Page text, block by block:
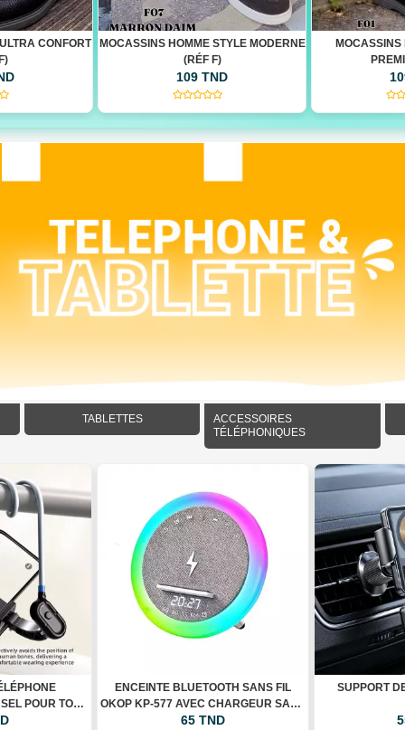
MODERNE
MOCASSINS HOMME QUALITÉ
PREMIUM(RÉF F)
109 TND
MOCASSINS
TABLETTES
ACCESSOIRES
TÉLÉPHONIQUES
POUR TOUR
ENCEINTE BLUETOOTH SANS FIL
OKOP KP-577 AVEC CHARGEUR SANS
FIL, HORLOGE LED ET ÉCLAIRAGE RGB
65 TND
SUPPORT